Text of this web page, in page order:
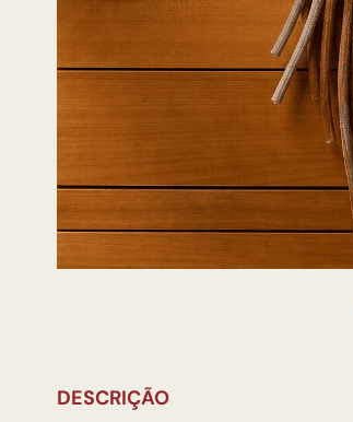
DESCRIÇÃO